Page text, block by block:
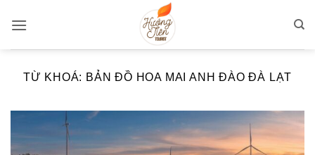
qua
TỪ KHOÁ: BẢN ĐỒ HOA MAI ANH ĐÀO ĐÀ LẠT